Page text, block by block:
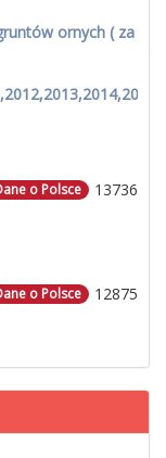
ornych ( za
13736
o Polsce
12875
o Polsce